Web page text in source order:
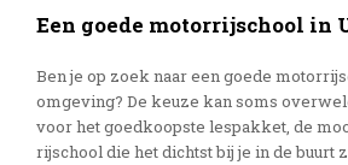
Een goede motorrijschool in
Ben je op zoek naar een goede
omgeving? De keuze kan soms
voor het goedkoopste lespakket, de
rijschool die het dichtst bij je in de buurt